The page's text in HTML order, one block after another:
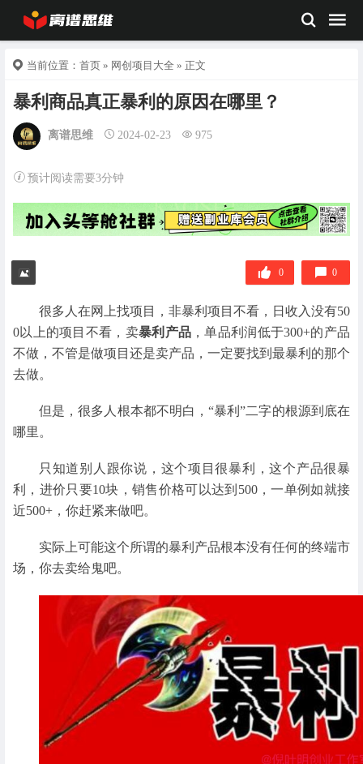
当前位置： 首页 » 网创项目大全 » 正文
暴利商品真正暴利的原因在哪里？
离谱思维 2024-02-23 975
预计阅读需要3分钟
0 0
很多人在网上找项目，非暴利项目不看，日收入没有50
0以上的项目不看，卖暴利产品 ，单品利润低于300+的产品
不做，不管是做项目还是卖产品，一定要找到最暴利的那个
去做。
但是，很多人根本都不明白，“暴利”二字的根源到底在
哪里。
只知道别人跟你说，这个项目很暴利，这个产品很暴
利，进价只要10块，销售价格可以达到500，一单例如就接
近500+，你赶紧来做吧。
实际上可能这个所谓的暴利产品根本没有任何的终端市
场，你去卖给鬼吧。